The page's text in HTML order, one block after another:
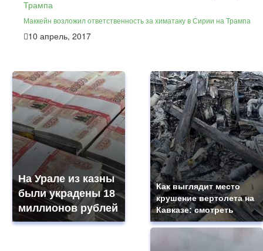
Маккейн возложил ответственность за химатаку в Сирии на Трампа
10 апрель, 2017
На Урале из казны
были украдены 18
миллионов рублей
Как выглядит место
крушение вертолета на
Кавказе: смотреть